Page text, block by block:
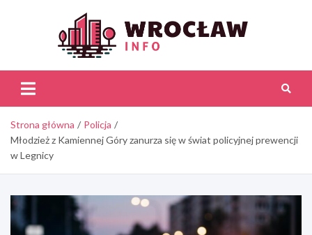
Strona główna
Policja
Młodzież z Kamiennej Góry zanurza się w świat policyjnej prewencji
w Legnicy